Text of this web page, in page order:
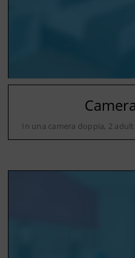
In una camera doppia, 2